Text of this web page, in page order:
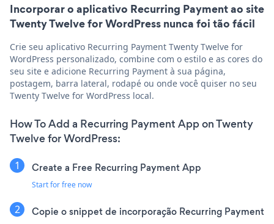
Incorporar o aplicativo Recurring Payment ao site
Twenty Twelve for WordPress nunca foi tão fácil
Crie seu aplicativo Recurring Payment Twenty Twelve for
WordPress personalizado, combine com o estilo e as cores do
seu site e adicione Recurring Payment à sua página,
postagem, barra lateral, rodapé ou onde você quiser no seu
Twenty Twelve for WordPress local.
How To Add a Recurring Payment App on Twenty
Twelve for WordPress:
Create a Free Recurring Payment App
Start for free now
Copie o snippet de incorporação Recurring Payment